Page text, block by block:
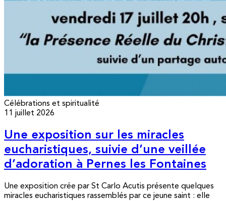
Célébrations et spiritualité
11 juillet 2026
Une exposition sur les miracles
eucharistiques, suivie d’une veillée
d’adoration à Pernes les Fontaines
Une exposition crée par St Carlo Acutis présente quelques
miracles eucharistiques rassemblés par ce jeune saint : elle